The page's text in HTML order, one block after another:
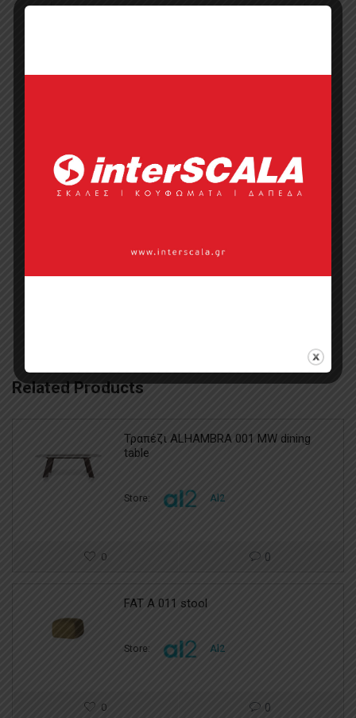
Kρεβάτι Ξενοδοχείου,Οικιακό Έπιπλο
Tags: casa due ,καναπέδες ,καναπέδες
μεταλλική καναπέδες με ύφασμα
καναπέδες πολυθρόνες καναπέδες
Related Products
Τραπέζι ALHAMBRA 001 MW dining
table
Store: Al2
0 0
FAT A 011 stool
Store: Al2
0 0